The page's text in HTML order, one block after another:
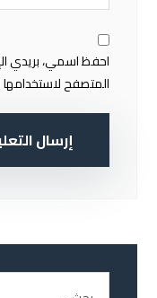
احفظ اسمي، بريدي
المتصفح
إرسال